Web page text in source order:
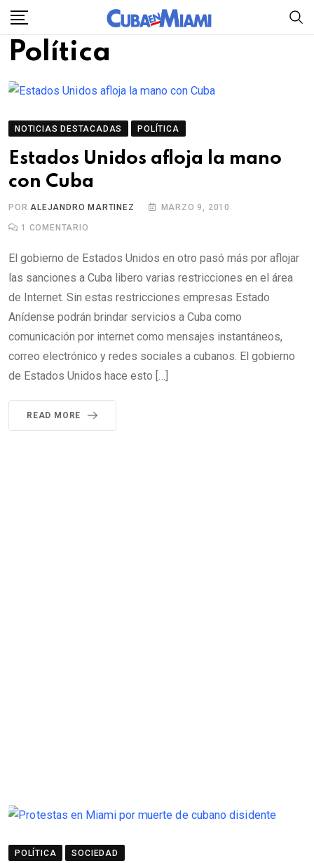
Skip
content
Política
NOTICIAS DESTACADAS POLÍTICA
Estados Unidos afloja la mano
con Cuba
POR ALEJANDRO MARTINEZ MARZO 9, 2010
1 COMENTARIO
El gobierno de Estados Unidos en otro pasó más por aflojar
las sanciones a Cuba libero varias restricciones en el área
de Internet. Sin estas restricciones empresas Estado
Anídense podrán brindar servicios a Cuba como
comunicación por internet como mensajes instantáneos,
correo electrónico y redes sociales a cubanos. El gobierno
de Estados Unidos hace esto […]
READ MORE
POLÍTICA SOCIEDAD